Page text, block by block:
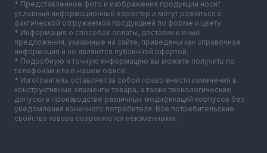
* Представленное фото и изображения продукции носит
условный информационный характер и могут разниться с
фактической отгружаемой продукцией по форме и цвету.
* Информация о способах оплаты, доставки и иные
предложения, указанные на сайте, приведены как справочная
информация и не являются публичной офертой.
* Подробную и точную информацию вы можете получить по
телефонам или в нашем офисе.
* Изготовитель оставляет за собой право внести изменения в
конструктивные элементы товара, а также технологические
допуски в производстве различных модификаций корпусов без
уведомления конечного потребителя. Все потребительские
свойства товара сохраняются неизменными.